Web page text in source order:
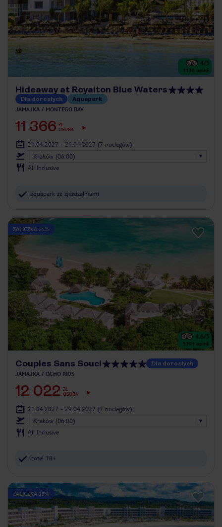
4/5
1136 opinii
Hideaway at Royalton Blue Waters
Dla dorosłych Aquapark
JAMAJKA MONTEGO BAY
11 366 ZŁ
OSOBA
21.04.2027 - 29.04.2027 (7 noclegów)
Kraków (06:00)
All Inclusive
aquapark ze zjeżdżalniami
ZALICZKA 25%
4.6/5
5391 opinii
Couples Sans Souci Dla dorosłych
JAMAJKA OCHO RIOS
12 022 ZŁ
OSOBA
21.04.2027 - 29.04.2027 (7 noclegów)
Kraków (06:00)
All Inclusive
hotel 18+
ZALICZKA 25%